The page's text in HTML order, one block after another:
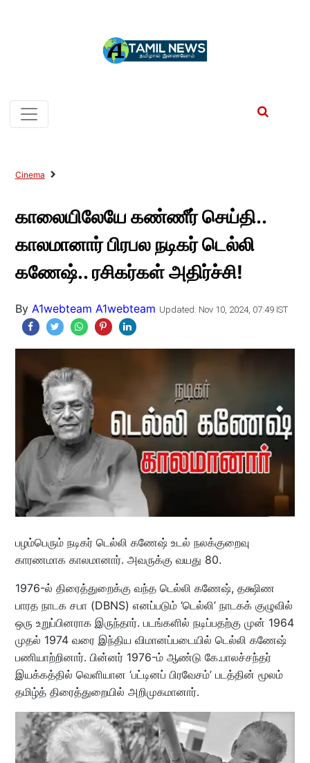
Cinema
காலையிலேயே கண்ணீர் செய்தி..
காலமானார் பிரபல நடிகர் டெல்லி
கணேஷ்.. ரசிகர்கள் அதிர்ச்சி!
By A1webteam A1webteam Updated: Nov 10, 2024, 07:49 IST
பழம்பெரும் நடிகர் டெல்லி கணேஷ் உடல் நலக்குறைவு
காரணமாக காலமானார். அவருக்கு வயது 80.
1976-ல் திரைத்துறைக்கு வந்த டெல்லி கணேஷ், தக்ஷிண
பாரத நாடக சபா (DBNS) எனப்படும் ‘டெல்லி’ நாடகக் குழுவில்
ஒரு உறுப்பினராக இருந்தார். படங்களில் நடிப்பதற்கு முன் 1964
முதல் 1974 வரை இந்திய விமானப்படையில் டெல்லி கணேஷ்
பணியாற்றினார். பின்னர் 1976-ம் ஆண்டு கே.பாலச்சந்தர்
இயக்கத்தில் வெளியான ‘பட்டினப் பிரவேசம்’ படத்தின் மூலம்
தமிழ்த் திரைத்துறையில் அறிமுகமானார்.